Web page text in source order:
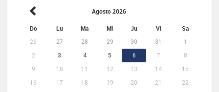
Agosto 2026
Do Lu Ma Mi Ju Vi Sa
26 27 28 29 30 31
1
2
3 4 5 6 7
8
9
10 11 12 13 14
15
16
17 18 19 20 21
22